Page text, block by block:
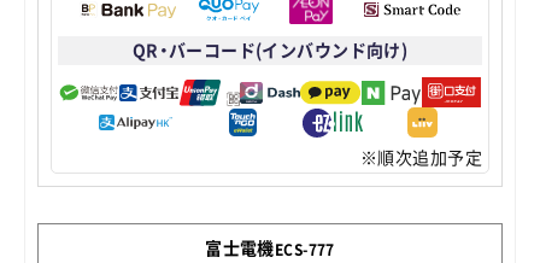
QR・バーコード(インバウンド向け)
※順次追加予定
富士電機ECS-777